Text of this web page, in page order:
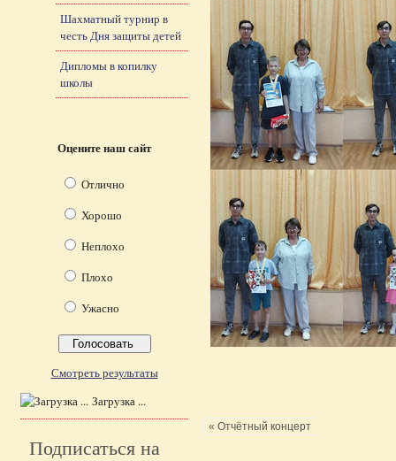
« Отчётный концерт
Шахматный турнир в
честь Дня защиты детей
Дипломы в копилку
школы
Оцените наш сайт
Отлично
Хорошо
Неплохо
Плохо
Ужасно
Смотреть результаты
Загрузка ...
Подписаться на